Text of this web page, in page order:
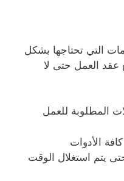
التي تحتاجها بشكل
عقد العمل حتى لا
المطلوبة للعمل
الأدوات
يتم استغلال الوقت